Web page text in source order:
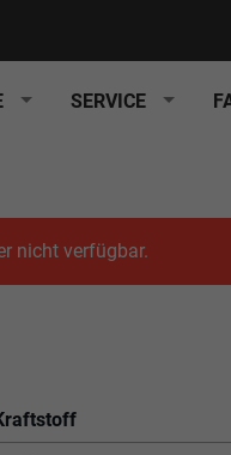
SERVICE
nicht verfügbar.